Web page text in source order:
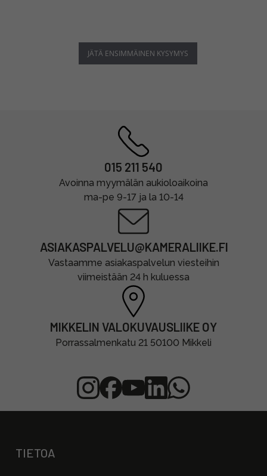
JÄTÄ ENSIMMÄINEN KYSYMYS
015 211 540
Avoinna myymälän aukioloaikoina
ma-pe 9-17 ja la 10-14
ASIAKASPALVELU@KAMERALIIKE.FI
Vastaamme asiakaspalvelun viesteihin
viimeistään 24 h kuluessa
MIKKELIN VALOKUVAUSLIIKE OY
Porrassalmenkatu 21 50100 Mikkeli
TIETOA